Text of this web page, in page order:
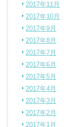
2017年11月
2017年10月
2017年9月
2017年8月
2017年7月
2017年6月
2017年5月
2017年4月
2017年3月
2017年2月
2017年1月